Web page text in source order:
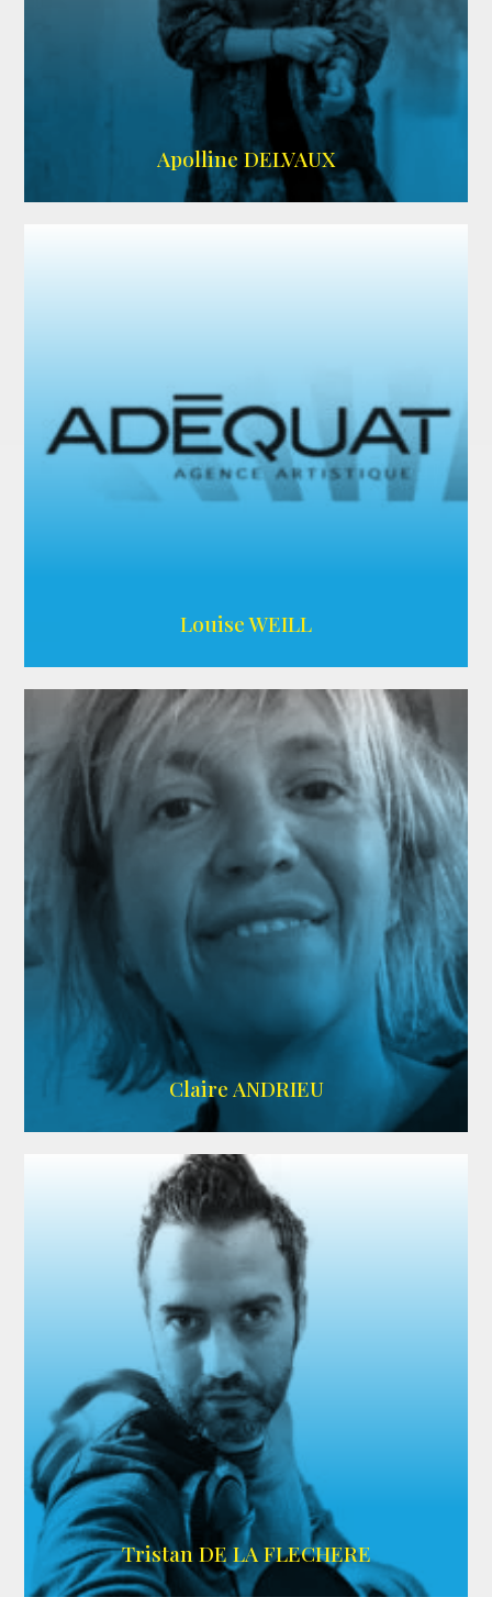
Apolline DELVAUX
Louise WEILL
AGENCE ADÉQUAT
Claire ANDRIEU
IMDB
Tristan DE LA FLECHERE